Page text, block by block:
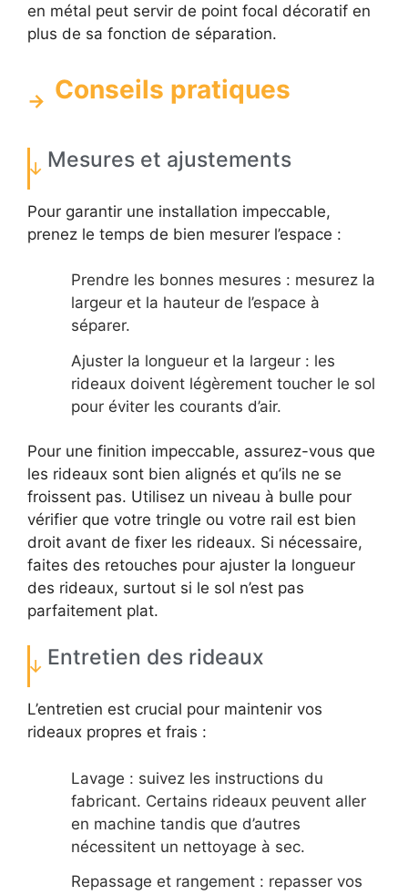
en métal peut servir de point focal décoratif en
plus de sa fonction de séparation.
Conseils pratiques
Mesures et ajustements
Pour garantir une installation impeccable,
prenez le temps de bien mesurer l’espace :
Prendre les bonnes mesures : mesurez la
largeur et la hauteur de l’espace à
séparer.
Ajuster la longueur et la largeur : les
rideaux doivent légèrement toucher le sol
pour éviter les courants d’air.
Pour une finition impeccable, assurez-vous que
les rideaux sont bien alignés et qu’ils ne se
froissent pas. Utilisez un niveau à bulle pour
vérifier que votre tringle ou votre rail est bien
droit avant de fixer les rideaux. Si nécessaire,
faites des retouches pour ajuster la longueur
des rideaux, surtout si le sol n’est pas
parfaitement plat.
Entretien des rideaux
L’entretien est crucial pour maintenir vos
rideaux propres et frais :
Lavage : suivez les instructions du
fabricant. Certains rideaux peuvent aller
en machine tandis que d’autres
nécessitent un nettoyage à sec.
Repassage et rangement : repasser vos